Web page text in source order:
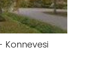
Konnevesi